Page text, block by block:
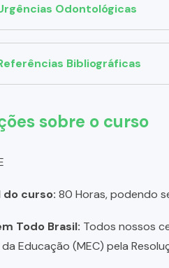
Odontológicas
Bibliográficas
sobre o curso
do curso: 80 Horas, podendo
Todo Brasil: Todos nossos
Educação (MEC) pela